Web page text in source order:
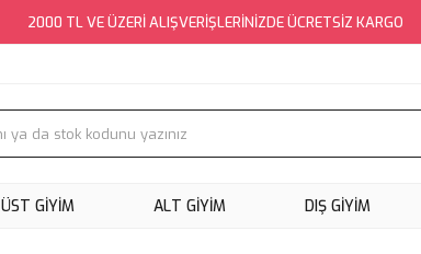
2000 TL VE ÜZERİ ALIŞVERİŞLERİNİZDE ÜCRETSİZ KARGO
ÜST GİYİM ALT GİYİM DIŞ GİYİM